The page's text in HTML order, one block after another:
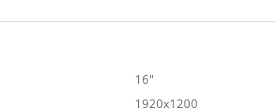
16"
1920х1200